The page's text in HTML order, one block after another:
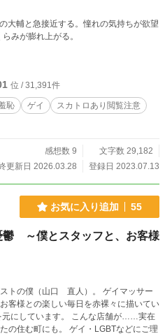
大輔と急接近する。憧れの気持ちが欲望
みが膨れ上がる。
位 / 31,391件
恥 ゲイ
スカトロあり閲覧注意
感想数 9
文字数 29,182
更新日 2026.03.28
登録日 2023.07.13
お気に入り追加 55
鬱 ～僕とスタッフと、お客様
山口 直人）。 ゲイマッサー
客様との楽しい毎日を赤裸々に描いてい
ゲイ・LGBTなどにご理